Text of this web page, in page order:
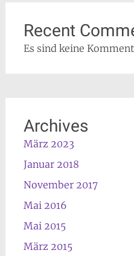
Recent
Es sind keine
Archives
März 2023
Januar 2018
November 2017
Mai 2016
Mai 2015
März 2015